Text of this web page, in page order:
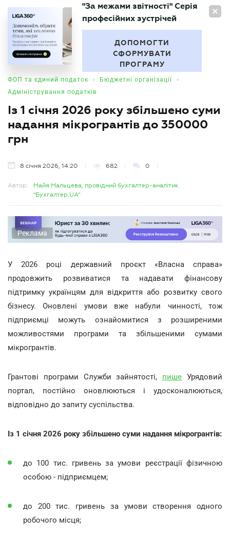
UA
БУХГАЛТЕР
"За межами звітності" Серія
професійних зустрічей
ДОПОМОГТИ
СФОРМУВАТИ
ПРОГРАМУ
ФОП та єдиний податок • Бюджетні організації •
Адміністрування податків
Із 1 січня 2026 року збільшено суми
надання мікрогрантів до 350000
грн
8 січня 2026, 14:20 682 0
Автор:
Майя Мальцева, провідний бухгалтер-аналітик
"Бухгалтер.UA"
Реклама
У 2026 році державний проєкт «Власна справа»
продовжить розвиватися та надавати фінансову
підтримку українцям для відкриття або розвитку свого
бізнесу. Оновлені умови вже набули чинності, тож
підприємці можуть ознайомитися з розширеними
можливостями програми та збільшеними сумами
мікрогрантів.
Грантові програми Служби зайнятості, пише Урядовий
портал, постійно оновлюються і удосконалюються,
відповідно до запиту суспільства.
Із 1 січня 2026 року збільшено суми надання мікрогрантів:
до 100 тис. гривень за умови реєстрації фізичною
особою - підприємцем;
до 200 тис. гривень за умови створення одного
робочого місця;